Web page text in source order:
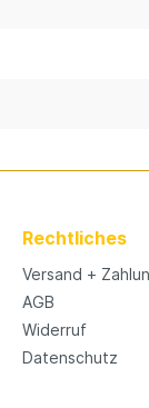
Rechtliches
Versand +
AGB
Widerruf
Datenschutz